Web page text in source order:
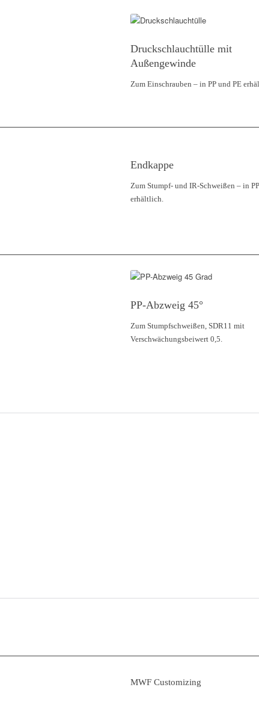
Druckschlauchtülle mit
Außengewinde
Zum Einschrauben – in PP und PE
Endkappe
Zum Stumpf- und IR-Schweißen – in
erhältlich.
PP-Abzweig 45°
Zum Stumpfschweißen, SDR11 mit
Verschwächungsbeiwert 0,5.
MWF Customizing